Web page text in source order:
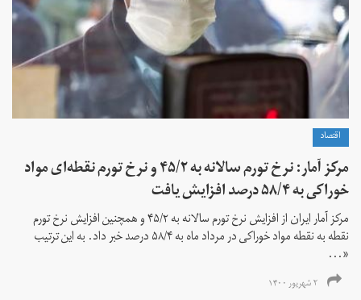
اقتصاد
مرکز آمار: نرخ تورم سالانه به ۴۵/۲ و نرخ تورم نقطه‌ای مواد
خوراکی به ۵۸/۴ درصد افزایش یافت
مرکز آمار ایران از افزایش نرخ تورم سالانه به ۴۵/۲ و همچنین افزایش نرخ تورم
نقطه به نقطه مواد خوراکی در مرداد ماه به ۵۸/۴ درصد خبر داد. به این ترتیب
«...
۲ شهریور ۱۴۰۰